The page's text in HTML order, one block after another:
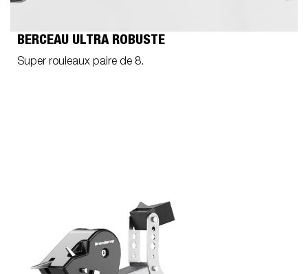
BERCEAU ULTRA ROBUSTE
Super rouleaux paire de 8.